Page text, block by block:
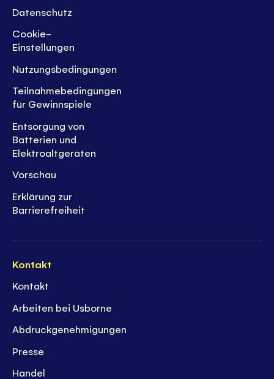
Datenschutz
Cookie-
Einstellungen
Nutzungsbedingungen
Teilnahmebedingungen
für Gewinnspiele
Entsorgung von
Batterien und
Elektroaltgeräten
Vorschau
Erklärung zur
Barrierefreiheit
Kontakt
Kontakt
Arbeiten bei Usborne
Abdruckgenehmigungen
Presse
Handel